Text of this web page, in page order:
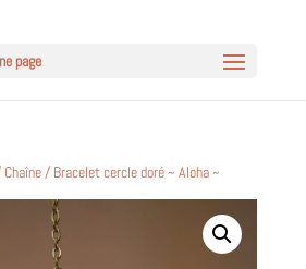
page
Chaîne/ Bracelet cercle doré ~ Aloha ~